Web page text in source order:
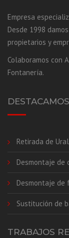
Empresa
Desde 1998
propietarios y
Colaboramos con
Fontanería.
DESTACAMOS
Retirada de
Desmontaje de
Desmontaje de
Sustitución de
TRABAJOS